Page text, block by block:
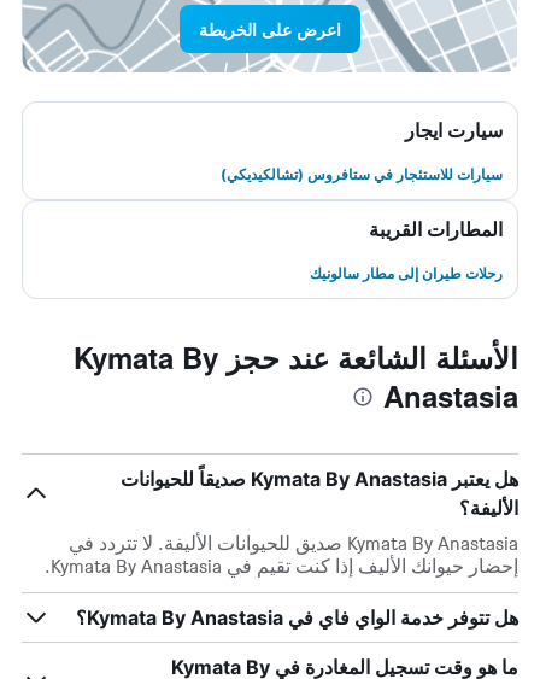
اعرض على الخريطة
سيارت ايجار
سيارات للاستئجار في ستافروس (تشالكيديكي)
المطارات القريبة
رحلات طيران إلى مطار سالونيك
الأسئلة الشائعة عند حجز Kymata By
Anastasia
هل يعتبر Kymata By Anastasia صديقاً للحيوانات
الأليفة؟
Kymata By Anastasia صديق للحيوانات الأليفة. لا تتردد في
إحضار حيوانك الأليف إذا كنت تقيم في Kymata By Anastasia.
هل تتوفر خدمة الواي فاي في Kymata By Anastasia؟
ما هو وقت تسجيل المغادرة في Kymata By